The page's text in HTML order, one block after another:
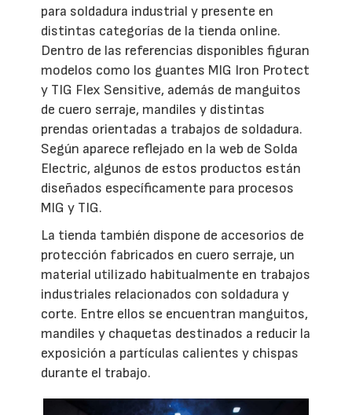
para soldadura industrial y presente en
distintas categorías de la tienda online.
Dentro de las referencias disponibles figuran
modelos como los guantes MIG Iron Protect
y TIG Flex Sensitive, además de manguitos
de cuero serraje, mandiles y distintas
prendas orientadas a trabajos de soldadura.
Según aparece reflejado en la web de Solda
Electric, algunos de estos productos están
diseñados específicamente para procesos
MIG y TIG.
La tienda también dispone de accesorios de
protección fabricados en cuero serraje, un
material utilizado habitualmente en trabajos
industriales relacionados con soldadura y
corte. Entre ellos se encuentran manguitos,
mandiles y chaquetas destinados a reducir la
exposición a partículas calientes y chispas
durante el trabajo.